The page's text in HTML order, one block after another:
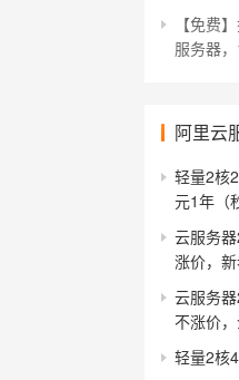
【免费
服务器，
阿里云
轻量2核
元1年（
云服务
涨价，
云服务
不涨价
轻量2核